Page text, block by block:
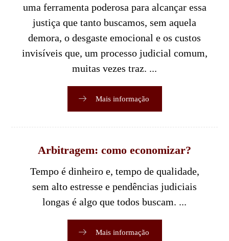
uma ferramenta poderosa para alcançar essa
justiça que tanto buscamos, sem aquela
demora, o desgaste emocional e os custos
invisíveis que, um processo judicial comum,
muitas vezes traz. ...
Mais informação
Arbitragem: como economizar?
Tempo é dinheiro e, tempo de qualidade,
sem alto estresse e pendências judiciais
longas é algo que todos buscam. ...
Mais informação